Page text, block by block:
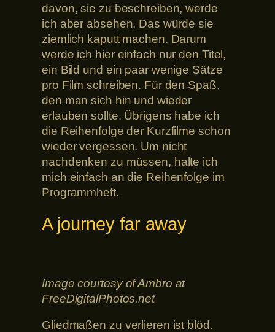
davon, sie zu beschreiben, werde
ich aber absehen. Das würde sie
ziemlich kaputt machen. Darum
werde ich hier einfach nur den Titel,
ein Bild und ein paar wenige Sätze
pro Film schreiben. Für den Spaß,
den man sich hin und wieder
erlauben sollte. Übrigens habe ich
die Reihenfolge der Kurzfilme schon
wieder vergessen. Um nicht
nachdenken zu müssen, halte ich
mich einfach an die Reihenfolge im
Programmheft.
A journey far away
Image courtesy of Ambro at
FreeDigitalPhotos.net
Gliedmaßen zu verlieren ist blöd.